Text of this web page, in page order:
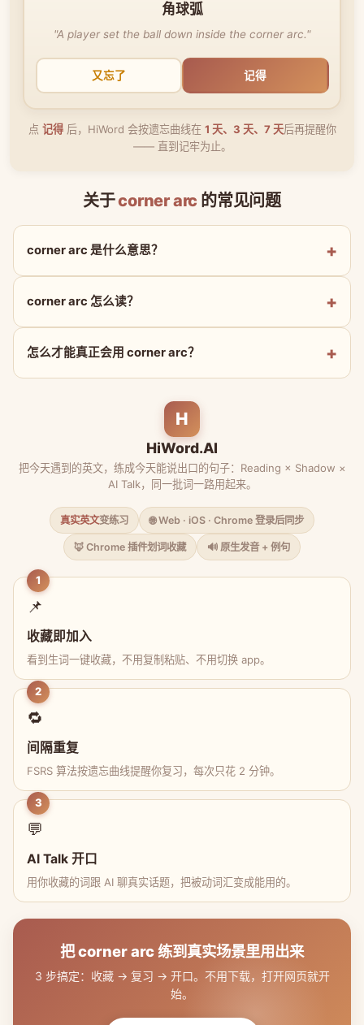
角球弧
"A player set the ball down inside the corner arc."
又忘了 记得
点 记得后，HiWord 会按遗忘曲线在 1 天、3 天、7 天后再提醒你
—— 直到记牢为止。
关于corner arc 的常见问题
corner arc 是什么意思？
corner arc 怎么读？
怎么才能真正会用 corner arc？
H
HiWord.AI
把今天遇到的英文，练成今天能说出口的句子：Reading × Shadow ×
AI Talk，同一批词一路用起来。
真实英文变练习 🌐 Web · iOS · Chrome 登录后同步
🦊 Chrome 插件划词收藏 🔊 原生发音 + 例句
1
📌
收藏即加入
看到生词一键收藏，不用复制粘贴、不用切换 app。
2
🔁
间隔重复
FSRS 算法按遗忘曲线提醒你复习，每次只花 2 分钟。
3
💬
AI Talk 开口
用你收藏的词跟 AI 聊真实话题，把被动词汇变成能用的。
把 corner arc 练到真实场景里用出来
3 步搞定：收藏 → 复习 → 开口。不用下载，打开网页就开
始。